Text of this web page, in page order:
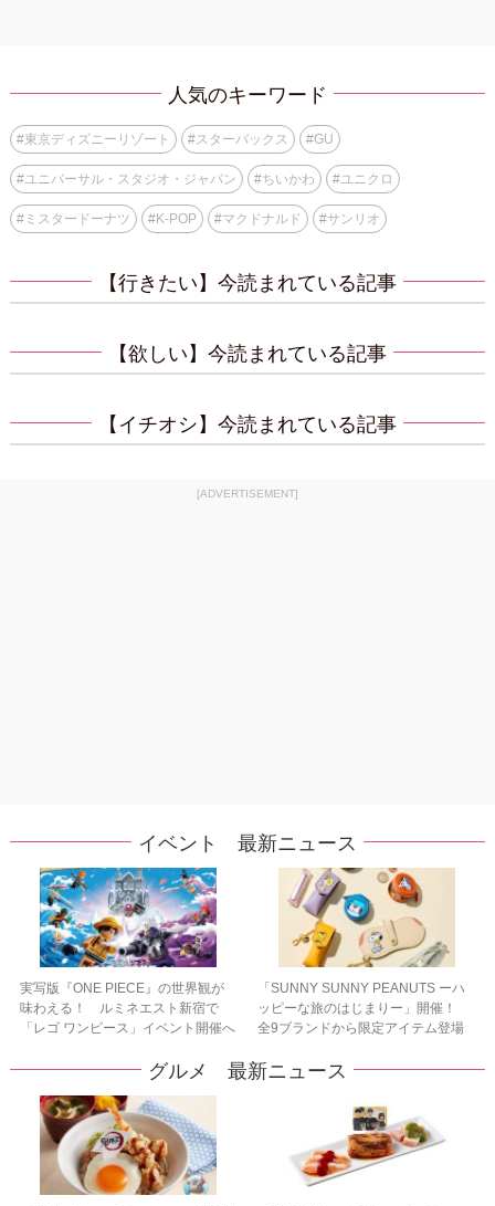
人気のキーワード
#東京ディズニーリゾート #スターバックス #GU
#ユニバーサル・スタジオ・ジャパン #ちいかわ #ユニクロ
#ミスタードーナツ #K-POP #マクドナルド #サンリオ
【行きたい】今読まれている記事
【欲しい】今読まれている記事
【イチオシ】今読まれている記事
[ADVERTISEMENT]
イベント 最新ニュース
実写版『ONE PIECE』の世界観が
味わえる！ ルミネエスト新宿で
「レゴ ワンピース」イベント開催へ
「SUNNY SUNNY PEANUTS ーハ
ッピーな旅のはじまりー」開催！
全9ブランドから限定アイテム登場
グルメ 最新ニュース